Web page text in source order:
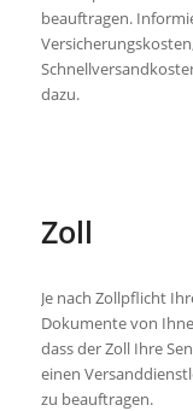
beauftragen.
dazu.
Zoll
Je nach Zollpflicht
Dokumente von
dass der Zoll Ihre
einen
zu beauftragen.